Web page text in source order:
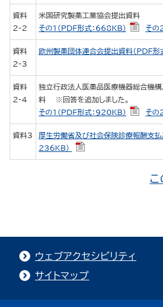
資料
2-2
米国研究製薬工業協会提出資料
その1（PDF形式：668KB）
その
資料
2-3
欧州製薬団体連合会提出資料（PDF形
資料
2-4
独立行政法人医薬品医療機器総合機
料 ※回答を追加しました。
その1（PDF形式：920KB）
その
資料3
厚生労働省及び社会保険診療報酬支払
236KB）
こ
ウェブアクセシビリティ
サイトマップ